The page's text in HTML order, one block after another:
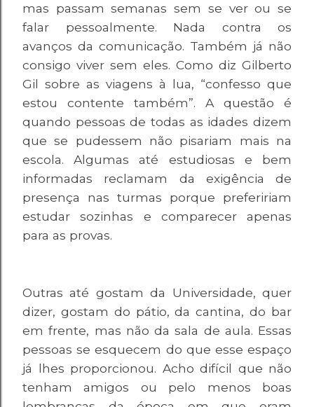
mas passam semanas sem se ver ou se
falar pessoalmente. Nada contra os
avanços da comunicação. Também já não
consigo viver sem eles. Como diz Gilberto
Gil sobre as viagens à lua, “confesso que
estou contente também”. A questão é
quando pessoas de todas as idades dizem
que se pudessem não pisariam mais na
escola. Algumas até estudiosas e bem
informadas reclamam da exigência de
presença nas turmas porque prefeririam
estudar sozinhas e comparecer apenas
para as provas.
Outras até gostam da Universidade, quer
dizer, gostam do pátio, da cantina, do bar
em frente, mas não da sala de aula. Essas
pessoas se esquecem do que esse espaço
já lhes proporcionou. Acho difícil que não
tenham amigos ou pelo menos boas